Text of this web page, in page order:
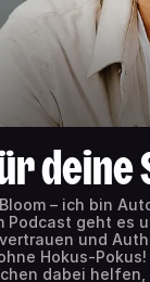
deine
– ich bin
Podcast geht es
und
Hokus-
dabei helfen,